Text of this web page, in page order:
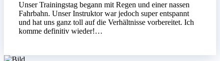
Unser Trainingstag begann mit Regen und einer nassen
Fahrbahn. Unser Instruktor war jedoch super entspannt
und hat uns ganz toll auf die Verhältnisse vorbereitet. Ich
komme definitiv wieder!…